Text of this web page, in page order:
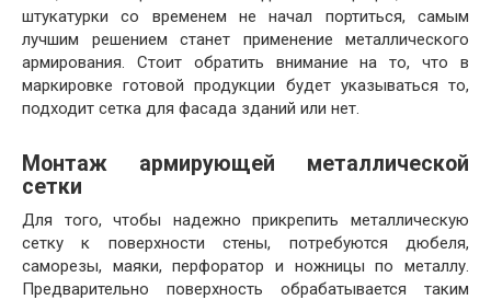
штукатурки со временем не начал портиться, самым
лучшим решением станет применение металлического
армирования. Стоит обратить внимание на то, что в
маркировке готовой продукции будет указываться то,
подходит сетка для фасада зданий или нет.
Монтаж армирующей металлической
сетки
Для того, чтобы надежно прикрепить металлическую
сетку к поверхности стены, потребуются дюбеля,
саморезы, маяки, перфоратор и ножницы по металлу.
Предварительно поверхность обрабатывается таким